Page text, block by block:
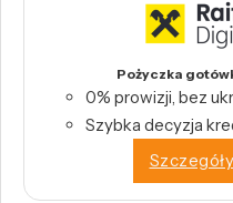
Pożyczka
0% prowizji, bez
Szybka decyzja
Szczegóły